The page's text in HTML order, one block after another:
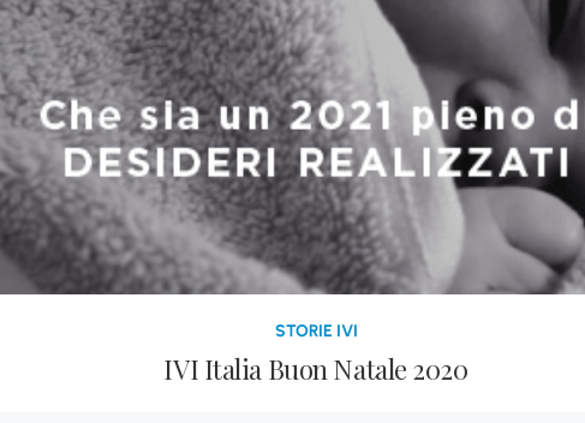
STORIE IVI
IVI Italia Buon Natale 2020